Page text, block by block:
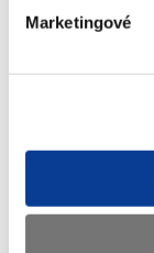
Marketingové